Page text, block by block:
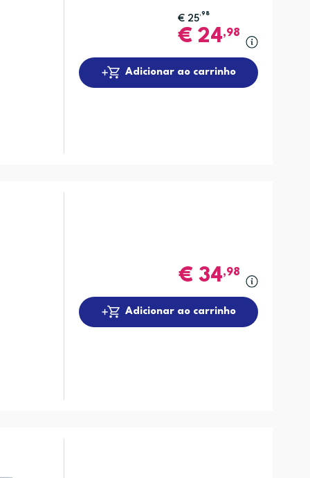
€25 ,98
€24,98
Adicionar ao carrinho
€34,98
Adicionar ao carrinho